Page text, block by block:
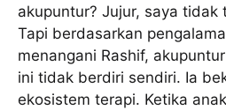
akupuntur? Jujur, saya tidak
Tapi berdasarkan
menangani Rashif,
ini tidak berdiri sendiri. Ia
ekosistem terapi. Ketika